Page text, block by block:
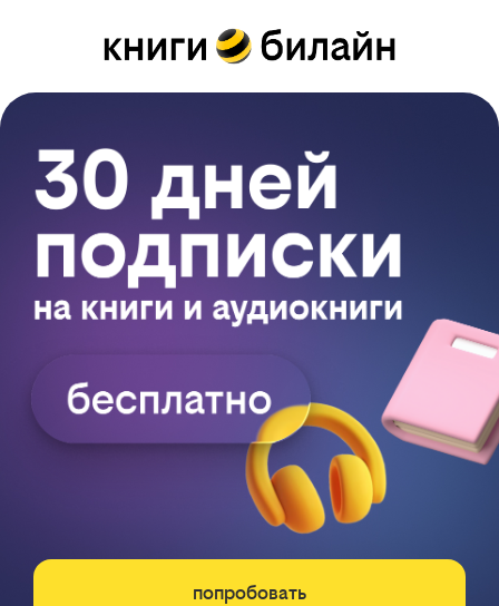
попробовать